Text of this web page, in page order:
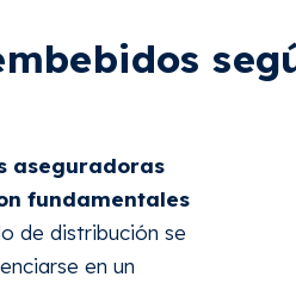
aseguradoras
fundamentales
de distribución se
en un